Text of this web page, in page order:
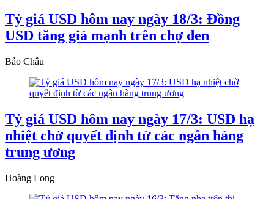
Tỷ giá USD hôm nay ngày 18/3: Đồng
USD tăng giá mạnh trên chợ đen
Bảo Châu
Tỷ giá USD hôm nay ngày 17/3: USD hạ
nhiệt chờ quyết định từ các ngân hàng
trung ương
Hoàng Long